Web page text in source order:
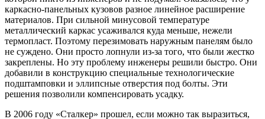
каркасно-панельных кузовов разное линейное расширение
материалов. При сильной минусовой температуре
металлический каркас усаживался куда меньше, нежели
термопласт. Поэтому перезимовать наружным панелям было
не суждено. Они просто лопнули из-за того, что были жестко
закреплены. Но эту проблему инженеры решили быстро. Они
добавили в конструкцию специальные технологические
подштамповки и эллипсные отверстия под болты. Эти
решения позволили компенсировать усадку.
В 2006 году «Сталкер» прошел, если можно так выразиться,